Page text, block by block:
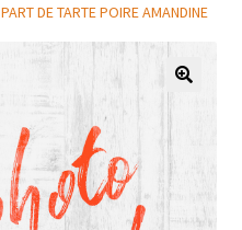
PART DE TARTE POIRE AMANDINE